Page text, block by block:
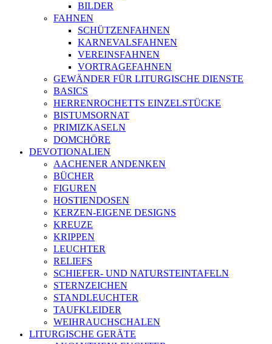
BILDER
FAHNEN
SCHÜTZENFAHNEN
KARNEVALSFAHNEN
VEREINSFAHNEN
VORTRAGEFAHNEN
GEWÄNDER FÜR LITURGISCHE DIENSTE
BASICS
HERRENROCHETTS EINZELSTÜCKE
BISTUMSORNAT
PRIMIZKASELN
DOMCHÖRE
DEVOTIONALIEN
AACHENER ANDENKEN
BÜCHER
FIGUREN
HOSTIENDOSEN
KERZEN-EIGENE DESIGNS
KREUZE
KRIPPEN
LEUCHTER
RELIEFS
SCHIEFER- UND NATURSTEINTAFELN
STERNZEICHEN
STANDLEUCHTER
TAUFKLEIDER
WEIHRAUCHSCHALEN
LITURGISCHE GERÄTE